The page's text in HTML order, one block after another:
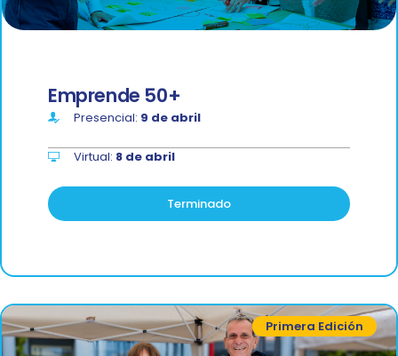
Emprende 50+
Presencial: 9 de abril
Virtual: 8 de abril
Terminado
Primera Edición